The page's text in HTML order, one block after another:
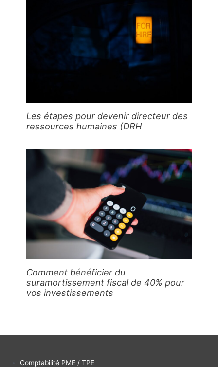
Les étapes pour devenir directeur des
ressources humaines (DRH
Comment bénéficier du
suramortissement fiscal de 40% pour
vos investissements
Comptabilité PME / TPE